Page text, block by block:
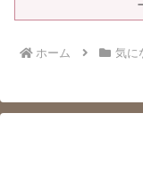
ホーム 気に